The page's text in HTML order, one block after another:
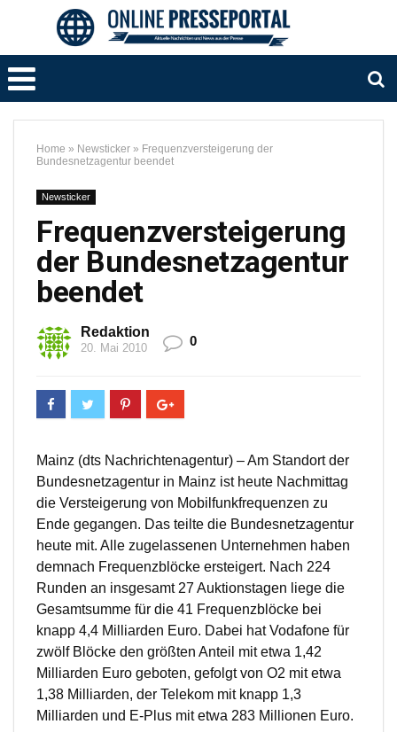
Home » Newsticker » Frequenzversteigerung der
Bundesnetzagentur beendet
Newsticker
Frequenzversteigerung
der Bundesnetzagentur
beendet
Redaktion
20. Mai 2010 0
Mainz (dts Nachrichtenagentur) – Am Standort der
Bundesnetzagentur in Mainz ist heute Nachmittag
die Versteigerung von Mobilfunkfrequenzen zu
Ende gegangen. Das teilte die Bundesnetzagentur
heute mit. Alle zugelassenen Unternehmen haben
demnach Frequenzblöcke ersteigert. Nach 224
Runden an insgesamt 27 Auktionstagen liege die
Gesamtsumme für die 41 Frequenzblöcke bei
knapp 4,4 Milliarden Euro. Dabei hat Vodafone für
zwölf Blöcke den größten Anteil mit etwa 1,42
Milliarden Euro geboten, gefolgt von O2 mit etwa
1,38 Milliarden, der Telekom mit knapp 1,3
Milliarden und E-Plus mit etwa 283 Millionen Euro.